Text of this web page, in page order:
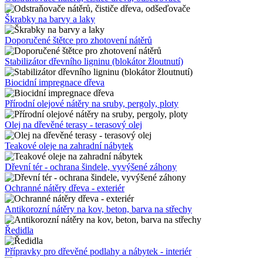
Škrabky na barvy a laky
Doporučené štětce pro zhotovení nátěrů
Stabilizátor dřevního ligninu (blokátor žloutnutí)
Biocidní impregnace dřeva
Přírodní olejové nátěry na sruby, pergoly, ploty
Olej na dřevěné terasy - terasový olej
Teakové oleje na zahradní nábytek
Dřevní tér - ochrana šindele, vyvýšené záhony
Ochranné nátěry dřeva - exteriér
Antikorozní nátěry na kov, beton, barva na střechy
Ředidla
Přípravky pro dřevěné podlahy a nábytek - interiér